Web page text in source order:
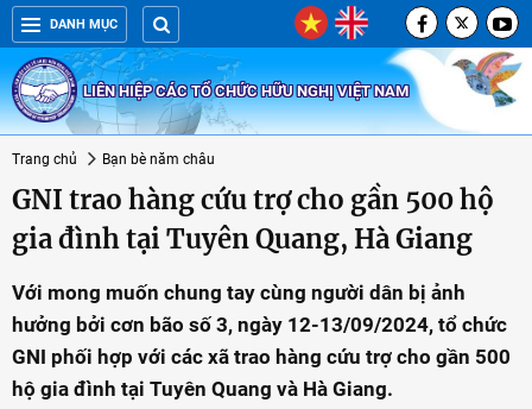
DANH MỤC
LIÊN HIỆP CÁC TỔ CHỨC HỮU NGHỊ VIỆT NAM
Trang chủ Bạn bè năm châu
GNI trao hàng cứu trợ cho gần 500 hộ
gia đình tại Tuyên Quang, Hà Giang
Với mong muốn chung tay cùng người dân bị ảnh
hưởng bởi cơn bão số 3, ngày 12-13/09/2024, tổ chức
GNI phối hợp với các xã trao hàng cứu trợ cho gần 500
hộ gia đình tại Tuyên Quang và Hà Giang.